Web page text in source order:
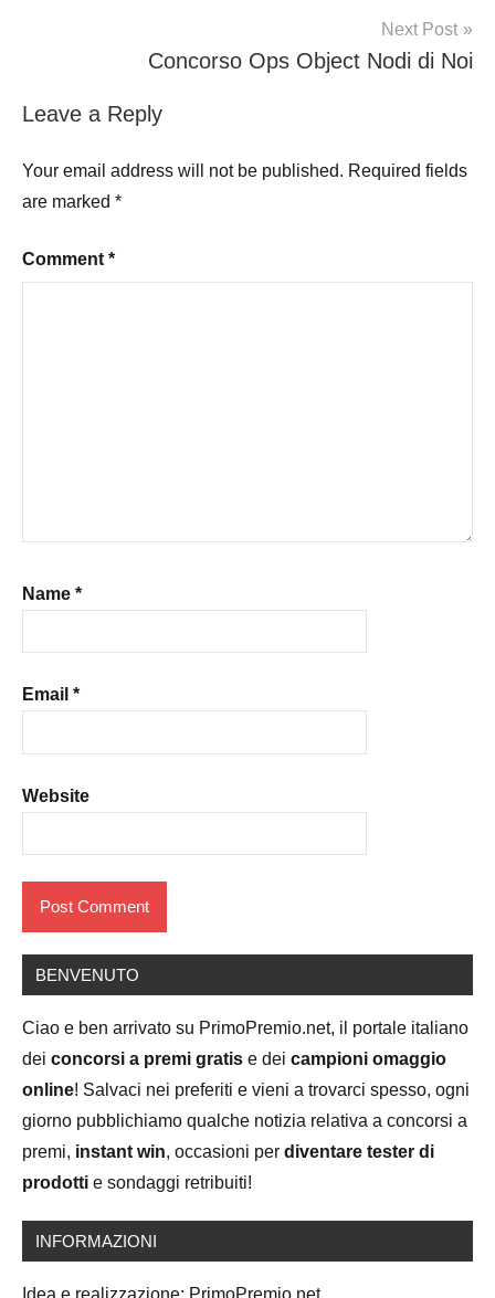
Next Post
Concorso Ops Object Nodi di Noi
Leave a Reply
Your email address will not be published. Required fields
are marked *
Comment *
Name *
Email *
Website
BENVENUTO
Ciao e ben arrivato su PrimoPremio.net, il portale italiano
dei concorsi a premi gratis e dei campioni omaggio
online! Salvaci nei preferiti e vieni a trovarci spesso, ogni
giorno pubblichiamo qualche notizia relativa a concorsi a
premi, instant win, occasioni per diventare tester di
prodotti e sondaggi retribuiti!
INFORMAZIONI
Idea e realizzazione: PrimoPremio.net